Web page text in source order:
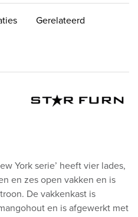
Gerelateerd
York serie’ heeft vier lades,
en zes open vakken en is
De vakkenkast is
en is afgewerkt met